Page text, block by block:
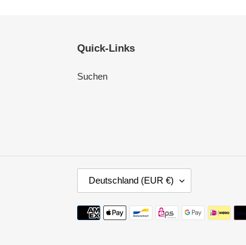
Quick-Links
Suchen
A
N
D
Deutschland (EUR €)
Zahlungsmethoden